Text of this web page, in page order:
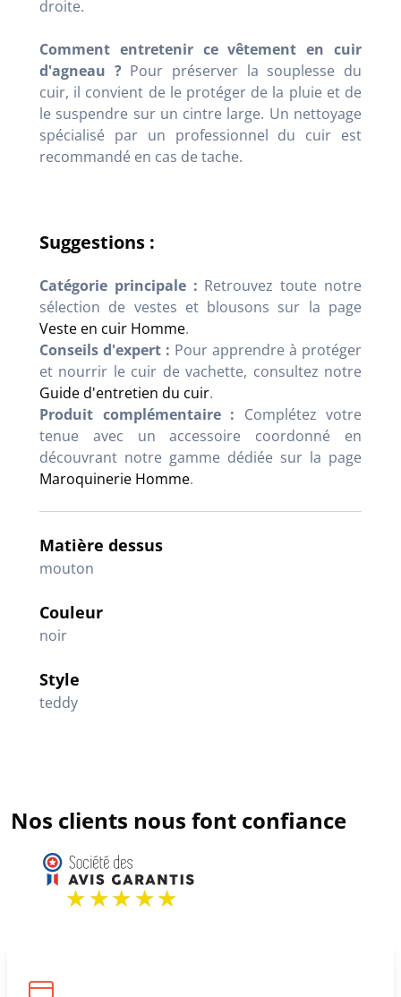
droite.
Comment entretenir ce vêtement en cuir
d'agneau ? Pour préserver la souplesse du
cuir, il convient de le protéger de la pluie et de
le suspendre sur un cintre large. Un nettoyage
spécialisé par un professionnel du cuir est
recommandé en cas de tache.
Suggestions :
Catégorie principale : Retrouvez toute notre
sélection de vestes et blousons sur la page
Veste en cuir Homme.
Conseils d'expert : Pour apprendre à protéger
et nourrir le cuir de vachette, consultez notre
Guide d'entretien du cuir.
Produit complémentaire : Complétez votre
tenue avec un accessoire coordonné en
découvrant notre gamme dédiée sur la page
Maroquinerie Homme.
Matière dessus
mouton
Couleur
noir
Style
teddy
Nos clients nous font confiance